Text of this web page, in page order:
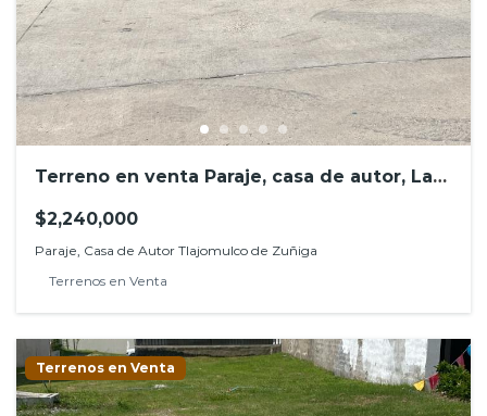
Terreno en venta Paraje, casa de autor, Las
$2,240,000
Paraje, Casa de Autor Tlajomulco de Zuñiga
Terrenos en Venta
Terrenos en Venta